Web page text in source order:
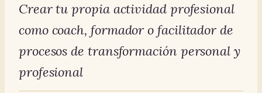
Crear tu propia actividad profesional
como coach, formador o facilitador de
procesos de transformación personal y
profesional